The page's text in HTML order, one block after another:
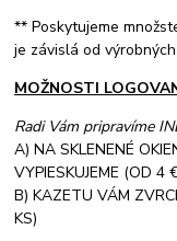
** Poskytujeme
je závislá od
MOŽNOSTI
Radi Vám pripravíme
A) NA SKLENENÉ
VYPIESKUJEME (OD 4
B) KAZETU VÁM
KS)